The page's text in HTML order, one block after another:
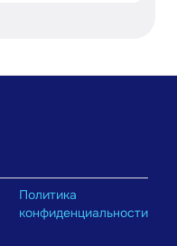
Политика
конфиденциальности